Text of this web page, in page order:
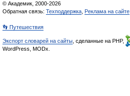
© Академик, 2000-2026
Обратная связь: Техподдержка Реклама на сайте
👣 Путешествия
Экспорт словарей на сайты , сделанные на PHP,
WordPress, MODx.